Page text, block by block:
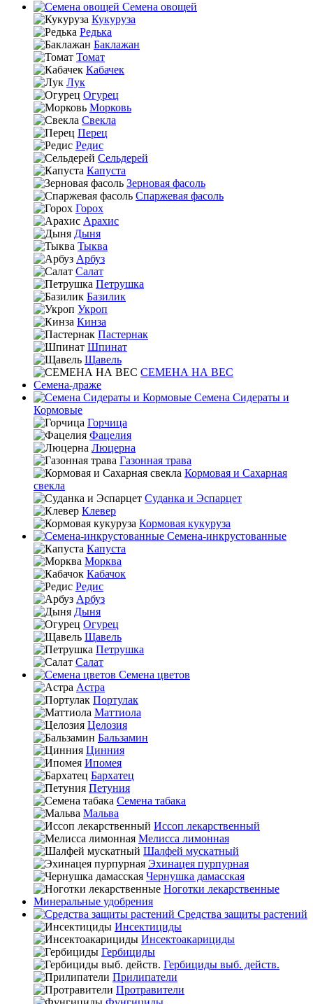
Семена овощей
Кукуруза
Редька
Баклажан
Томат
Кабачек
Лук
Огурец
Морковь
Свекла
Перец
Редис
Сельдерей
Капуста
Зерновая фасоль
Спаржевая фасоль
Горох
Арахис
Дыня
Тыква
Арбуз
Салат
Петрушка
Базилик
Укроп
Кинза
Пастернак
Шпинат
Щавель
СЕМЕНА НА ВЕС
Семена-драже
Семена Сидераты и
Кормовые
Горчица
Фацелия
Люцерна
Газонная трава
Кормовая и Сахарная
свекла
Суданка и Эспарцет
Клевер
Кормовая кукуруза
Семена-инкрустованные
Капуста
Морква
Кабачок
Редис
Арбуз
Дыня
Огурец
Щавель
Петрушка
Салат
Семена цветов
Астра
Портулак
Маттиола
Целозия
Бальзамин
Цинния
Ипомея
Бархатец
Петуния
Семена табака
Мальва
Иссоп лекарственный
Мелисса лимонная
Шалфей мускатный
Эхинацея пурпурная
Чернушка дамасская
Ноготки лекарственные
Минеральные удобрения
Средства защиты растений
Инсектициды
Инсектоакарициды
Гербициды
Гербициды выб. действ.
Прилипатели
Протравители